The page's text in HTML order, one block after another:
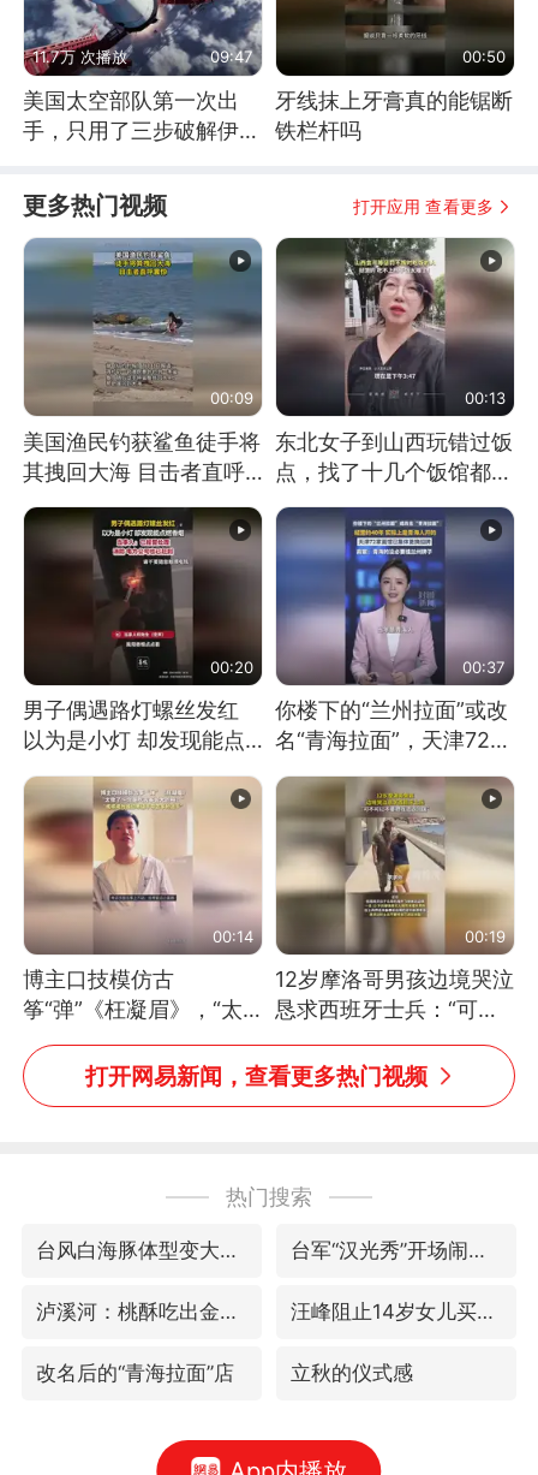
11.7万 次播放 09:47
美国太空部队第一次出
手，只用了三步破解伊朗
00:50
牙线抹上牙膏真的能锯断
铁栏杆吗
更多热门视频 打开应用 查看更多
00:09
美国渔民钓获鲨鱼徒手将
其拽回大海 目击者直呼
震惊 （视频来源：参考
消息）
00:13
东北女子到山西玩错过饭
点，找了十几个饭馆都没
开门：午休到几点
00:20
男子偶遇路灯螺丝发红
以为是小灯 却发现能点
燃香烟 当事人：已报警
处理
00:37
你楼下的“兰州拉面”或改
名“青海拉面”，天津72家
面馆已集体更换招牌
00:14
博主口技模仿古
筝“弹”《枉凝眉》，“太
像了～你是吃古筝长大的
吗？”“或将成为首位考级
不带古筝的选手。”（来
00:19
12岁摩洛哥男孩边境哭泣
恳求西班牙士兵：“可不
可以不要把我遣返回国”
打开网易新闻，查看更多热门视频
热门搜索
台风白海豚体型变大近似13个浙江面积 台军“汉光秀”开场闹剧多
泸溪河：桃酥吃出金属牙冠视频不实 汪峰阻止14岁女儿买大牌
改名后的“青海拉面”店 立秋的仪式感